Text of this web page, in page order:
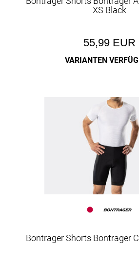
XS Black
55,99 EUR
VARIANTEN
Bontrager Shorts Bontrager